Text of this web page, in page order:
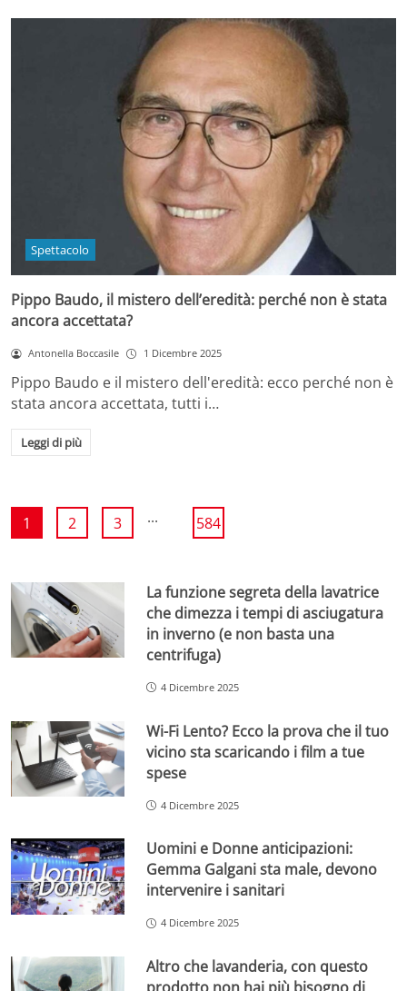
Spettacolo
Pippo Baudo, il mistero dell’eredità: perché non è stata
ancora accettata?
Antonella Boccasile 1 Dicembre 2025
Pippo Baudo e il mistero dell'eredità: ecco perché non è
stata ancora accettata, tutti i…
Leggi di più
1 2 3 ... 584
La funzione segreta della lavatrice
che dimezza i tempi di asciugatura
in inverno (e non basta una
centrifuga)
4 Dicembre 2025
Wi-Fi Lento? Ecco la prova che il tuo
vicino sta scaricando i film a tue
spese
4 Dicembre 2025
Uomini e Donne anticipazioni:
Gemma Galgani sta male, devono
intervenire i sanitari
4 Dicembre 2025
Altro che lavanderia, con questo